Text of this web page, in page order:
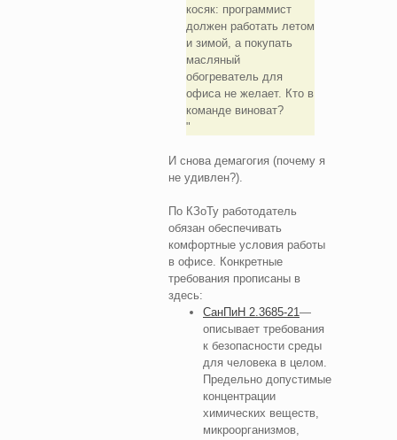
косяк: программист
должен работать летом
и зимой, а покупать
масляный
обогреватель для
офиса не желает. Кто в
команде виноват?
И снова демагогия (почему я
не удивлен?).
По КЗоТу работодатель
обязан обеспечивать
комфортные условия работы
в офисе. Конкретные
требования прописаны в
здесь:
СанПиН 2.3685-21 —
описывает требования
к безопасности среды
для человека в целом.
Предельно допустимые
концентрации
химических веществ,
микроорганизмов,